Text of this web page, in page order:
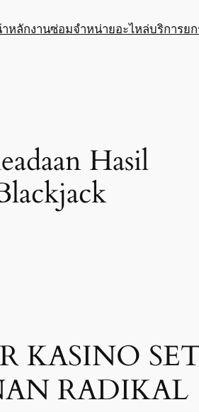
หลักงานซ่อมจำหน่ายอะไหล่บริการย
Hasil
KASINO
RADIKAL